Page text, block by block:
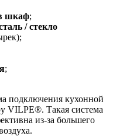
шкаф;
/ стекло
;
подключения кухонной
VILPE®. Такая система
из-за большего